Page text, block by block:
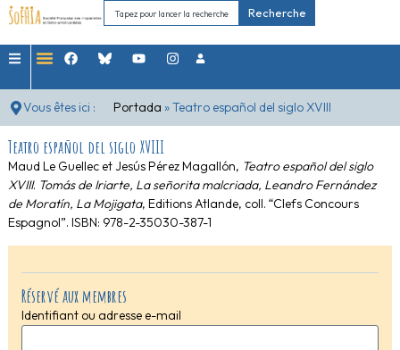
Recherche
Vous êtes ici : Portada »Teatro español del siglo XVIII
Réservé aux membres
Identifiant ou adresse e-mail
Teatro español del siglo XVIII
Maud Le Guellec et Jesús Pérez Magallón, Teatro español del siglo
XVIII. Tomás de Iriarte, La señorita malcriada, Leandro Fernández
de Moratín, La Mojigata, Editions Atlande, coll. “Clefs Concours
Espagnol”. ISBN: 978-2-35030-387-1